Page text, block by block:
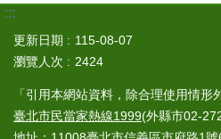
:::
更新日期
115-08-07
瀏覽人次
2424
「引用本網站資料，除合理使用情形
臺北市民當家熱線1999(外縣市02-